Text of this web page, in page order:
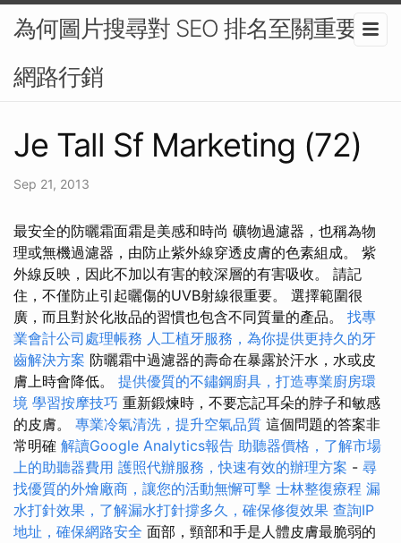
為何圖片搜尋對 SEO 排名至關重要-
網路行銷
Je Tall Sf Marketing (72)
Sep 21, 2013
最安全的防曬霜面霜是美感和時尚 礦物過濾器，也稱為物
理或無機過濾器，由防止紫外線穿透皮膚的色素組成。 紫
外線反映，因此不加以有害的較深層的有害吸收。 請記
住，不僅防止引起曬傷的UVB射線很重要。 選擇範圍很
廣，而且對於化妝品的習慣也包含不同質量的產品。 找專
業會計公司處理帳務 人工植牙服務，為你提供更持久的牙
齒解決方案 防曬霜中過濾器的壽命在暴露於汗水，水或皮
膚上時會降低。 提供優質的不鏽鋼廚具，打造專業廚房環
境 學習按摩技巧 重新鍛煉時，不要忘記耳朵的脖子和敏感
的皮膚。 專業冷氣清洗，提升空氣品質 這個問題的答案非
常明確 解讀Google Analytics報告 助聽器價格，了解市場
上的助聽器費用 護照代辦服務，快速有效的辦理方案 - 尋
找優質的外燴廠商，讓您的活動無懈可擊 士林整復療程 漏
水打針效果，了解漏水打針撐多久，確保修復效果 查詢IP
地址，確保網路安全 面部，頸部和手是人體皮膚最脆弱的